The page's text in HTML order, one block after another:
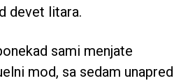
devet litara.
sami menjate
mod, sa sedam unapred